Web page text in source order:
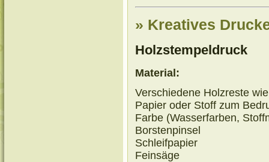
» Kreatives
Holzstempeldruck
Material:
Verschiedene Holzreste
Papier oder Stoff zum
Farbe (Wasserfarben,
Borstenpinsel
Schleifpapier
Feinsäge